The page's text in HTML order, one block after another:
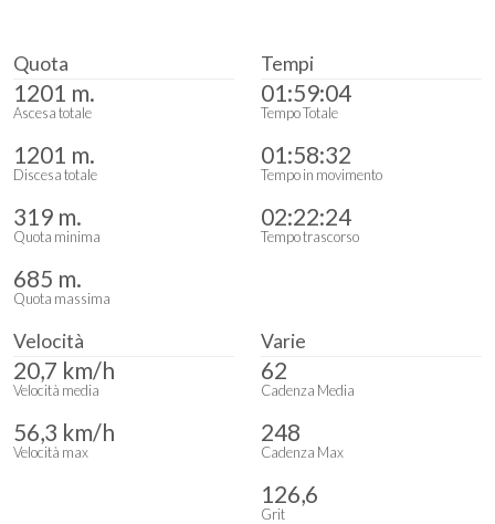
Quota
1201 m.
Ascesa totale
1201 m.
Discesa totale
319 m.
Quota minima
685 m.
Quota massima
Tempi
01:59:04
Tempo Totale
01:58:32
Tempo in movimento
02:22:24
Tempo trascorso
Velocità
20,7 km/h
Velocità media
56,3 km/h
Velocità max
Varie
62
Cadenza Media
248
Cadenza Max
126,6
Grit